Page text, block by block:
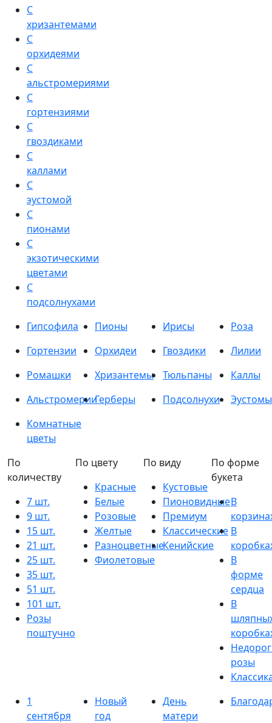
С
хризантемами
С
орхидеями
С
альстромериями
С
гортензиями
С
гвоздиками
С
каллами
С
эустомой
С
пионами
С
экзотическими
цветами
С
подсолнухами
Гипсофила
Пионы Ирисы
Роза
Гортензии
Орхидеи Гвоздики
Лилии
Ромашки
Хризантемы Тюльпаны
Каллы
АльстромерииГерберы Подсолнухи
Эустомы
Комнатные
цветы
По
количеству
7 шт.
9 шт.
15 шт.
21 шт.
25 шт.
35 шт.
51 шт.
101 шт.
Розы
поштучно
По цвету
Красные
Белые
Розовые
Желтые
Разноцветные
Фиолетовые
По виду
Кустовые
Пионовидные
Премиум
Классические
Кенийские
По форме
букета
В
В
В
форме
сердца
В
розы
1
сентября
Новый
год
День
матери